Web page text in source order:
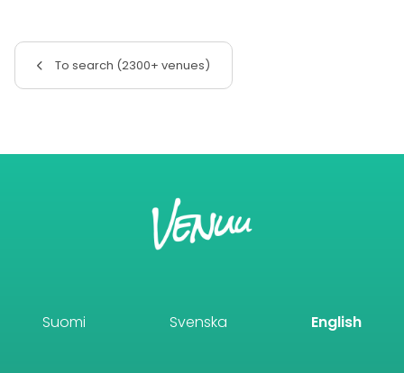
To search (2300+ venues)
Suomi Svenska English